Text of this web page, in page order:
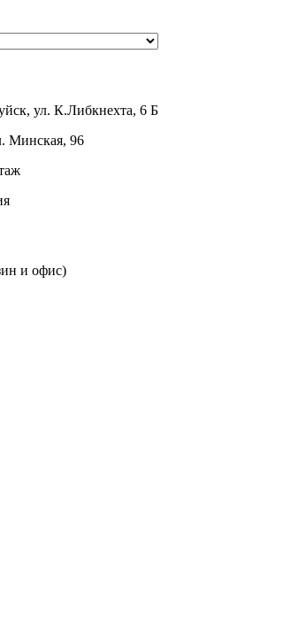
ул. К.Либкнехта, 6 Б
Минская, 96
и офис)